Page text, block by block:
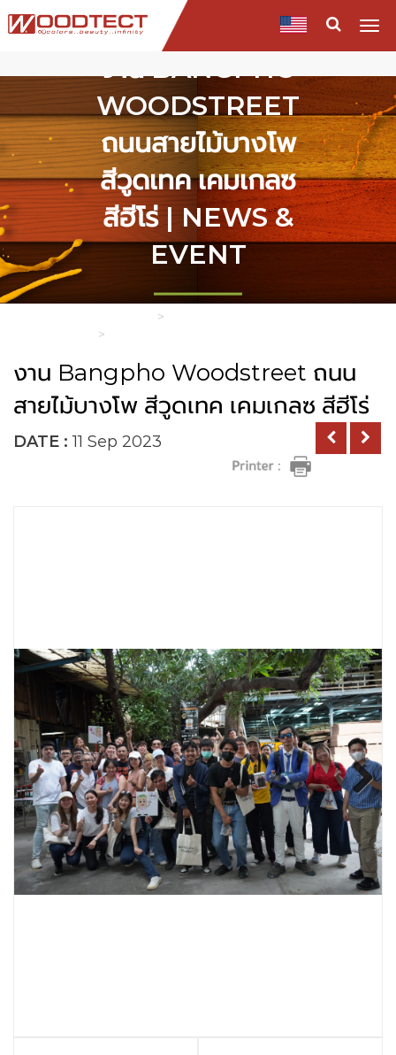
งาน BANGPHO
WOODSTREET
ถนนสายไม้บางโพ
สีวูดเทค เคมเกลซ
สีฮีโร่ | NEWS &
EVENT
งาน Bangpho Woodstreet ถนน
สายไม้บางโพ สีวูดเทค เคมเกลซ สีฮีโร่
DATE :11 Sep 2023
Next